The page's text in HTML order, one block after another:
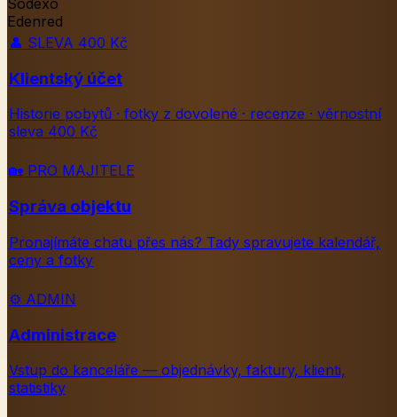
Sodexo
Edenred
👤 SLEVA 400 Kč
Klientský účet
Historie pobytů · fotky z dovolené · recenze · věrnostní
sleva 400 Kč
🏡 PRO MAJITELE
Správa objektu
Pronajímáte chatu přes nás? Tady spravujete kalendář,
ceny a fotky
⚙️ ADMIN
Administrace
Vstup do kanceláře — objednávky, faktury, klienti,
statistiky